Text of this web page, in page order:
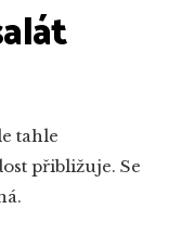
tahle
přibližuje. Se